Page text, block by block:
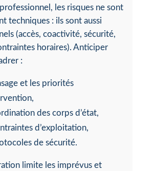
les risques ne sont
techniques : ils sont aussi
(accès, coactivité, sécurité,
horaires). Anticiper
:
et les priorités
des corps d’état,
d’exploitation,
de sécurité.
limite les imprévus et